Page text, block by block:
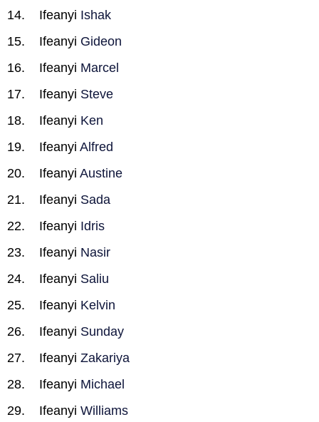
Ifeanyi Ishak
Ifeanyi Gideon
Ifeanyi Marcel
Ifeanyi Steve
Ifeanyi Ken
Ifeanyi Alfred
Ifeanyi Austine
Ifeanyi Sada
Ifeanyi Idris
Ifeanyi Nasir
Ifeanyi Saliu
Ifeanyi Kelvin
Ifeanyi Sunday
Ifeanyi Zakariya
Ifeanyi Michael
Ifeanyi Williams